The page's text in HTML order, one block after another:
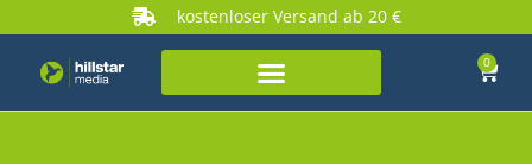
kostenloser Versand ab 20 €
0